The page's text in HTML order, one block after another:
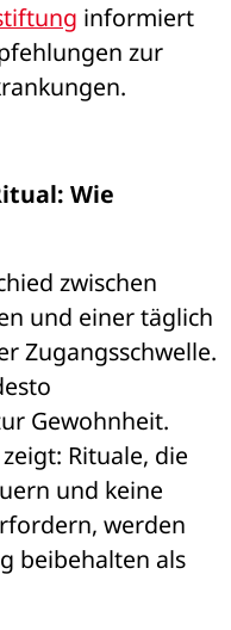
informiert
zur
Wie
zwischen
und einer täglich
Zugangsschwelle.
Gewohnheit.
Rituale, die
und keine
werden
beibehalten als